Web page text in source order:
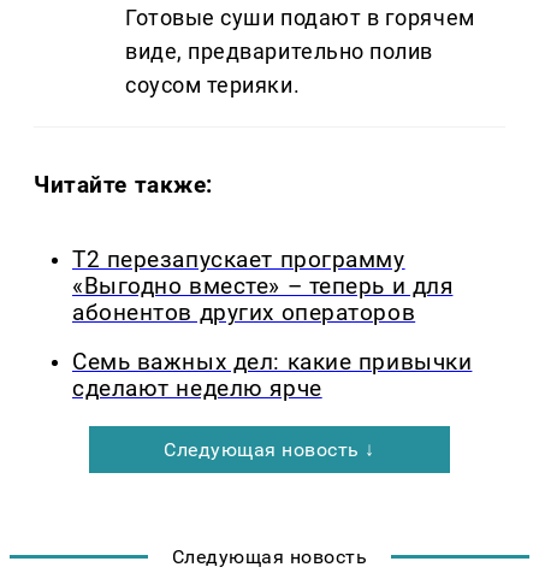
Готовые суши подают в горячем
виде, предварительно полив
соусом терияки.
Читайте также:
Т2 перезапускает программу
«Выгодно вместе» – теперь и для
абонентов других операторов
Семь важных дел: какие привычки
сделают неделю ярче
Следующая новость ↓
Следующая новость